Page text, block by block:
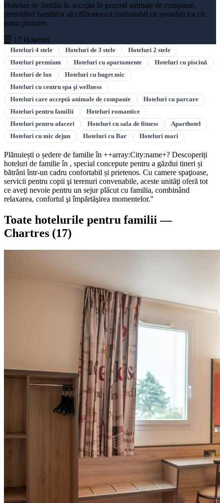
Hoteluri de familie în accepta în general animale de companie,
permițând familiilor să călătorească confortabil cu tovarășii lor cu
patru picioare.
17 Hoteluri
Hoteluri 4 stele Hoteluri de 3 stele
Hoteluri 2 stele
Hoteluri premium
Hoteluri cu apartamente
Hoteluri cu piscină
Hoteluri de lux
Hoteluri cu buget mic
Hoteluri cu centru spa şi wellness
Hoteluri care acceptă animale de companie
Hoteluri cu parcare
Hoteluri pentru familii
Hoteluri romantice
Hoteluri pentru afaceri
Hoteluri cu sala de fitness
Aparthotel
Hoteluri cu mic dejun
Hoteluri cu Bar Hoteluri mari
Plănuiești o ședere de familie în ++array:City:name+? Descoperiți
hoteluri de familie în , special concepute pentru a găzdui tineri și
bătrâni într-un cadru confortabil și prietenos. Cu camere spaţioase,
servicii pentru copii şi terenuri convenabile, aceste unităţi oferă tot
ce aveţi nevoie pentru un sejur plăcut cu familia, combinând
relaxarea, confortul şi împărtăşirea momentelor."
Toate hotelurile pentru familii —
Chartres (17)